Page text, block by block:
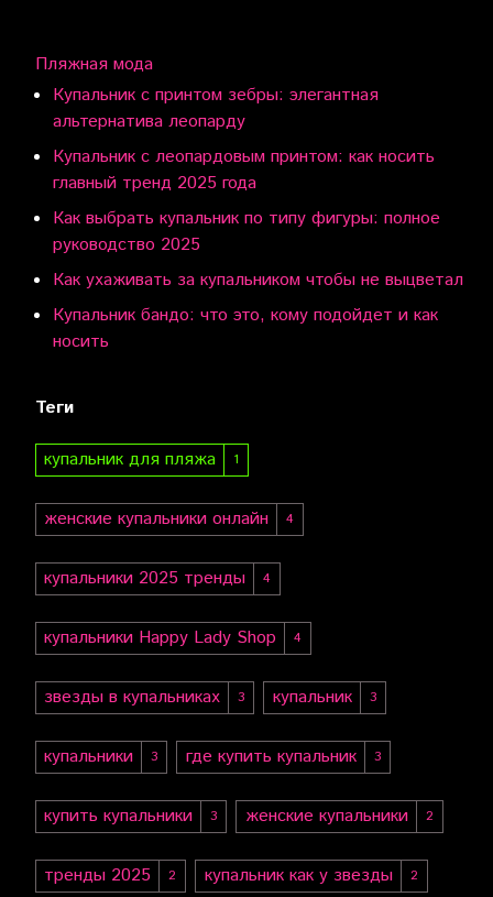
Пляжная мода
Купальник с принтом зебры: элегантная
альтернатива леопарду
Купальник с леопардовым принтом: как носить
главный тренд 2025 года
Как выбрать купальник по типу фигуры: полное
руководство 2025
Как ухаживать за купальником чтобы не выцветал
Купальник бандо: что это, кому подойдет и как
носить
Теги
купальник для пляжа 1
женские купальники онлайн 4
купальники 2025 тренды 4
купальники Happy Lady Shop 4
звезды в купальниках 3 купальник 3
купальники 3 где купить купальник 3
купить купальники 3 женские купальники 2
тренды 2025 2 купальник как у звезды 2